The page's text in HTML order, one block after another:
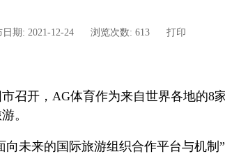
日期: 2021-12-24 浏览次数: 613 打印
召开，AG体育作为来自世界各地的8
。
未来的国际旅游组织合作平台与机制